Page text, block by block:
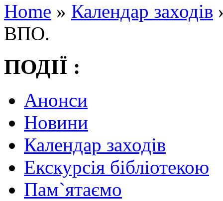
Home » Календар заходів
ВПО.
ПОДІЇ :
Анонси
Новини
Календар заходів
Екскурсія бібліотекою
Пам`ятаємо